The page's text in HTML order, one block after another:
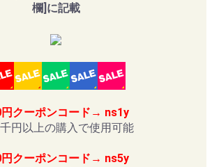
欄]に記載
円クーポンコード→ ns1y
千円以上の購入で使用可能
クーポンコード→ ns5y